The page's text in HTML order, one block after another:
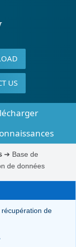
US
➔ Base de
de données
de